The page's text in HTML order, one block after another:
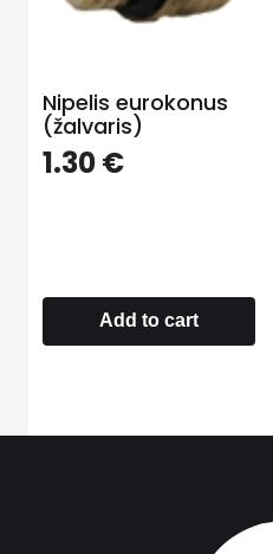
Nipelis eurokonus
(žalvaris)
1.30€
Add to cart